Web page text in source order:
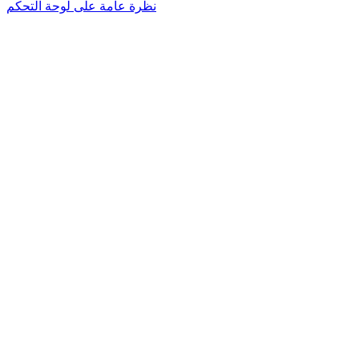
نظرة عامة على لوحة التحكم